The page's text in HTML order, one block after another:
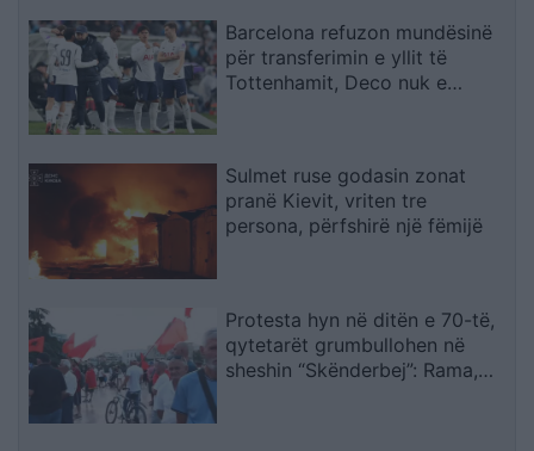
Barcelona refuzon mundësinë
për transferimin e yllit të
Tottenhamit, Deco nuk e
Sulmet ruse godasin zonat
pranë Kievit, vriten tre
persona, përfshirë një fëmijë
Protesta hyn në ditën e 70-të,
qytetarët grumbullohen në
sheshin “Skënderbej”: Rama,